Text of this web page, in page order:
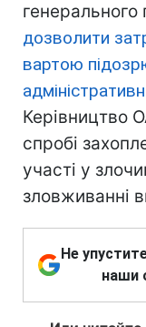
дозволити
вартою
Керівництво
спробі
участі у
зловживанні
Не
наши